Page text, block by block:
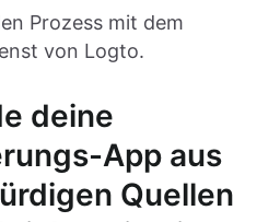
Prozess mit dem
von Logto.
deine
App aus
Quellen